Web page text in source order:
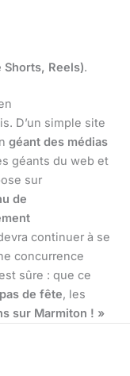
Reels).
D’un simple site
géant des médias
géants du web et
sur
de
continuer à se
concurrence
sûre : que ce
de fête, les
sur Marmiton ! »